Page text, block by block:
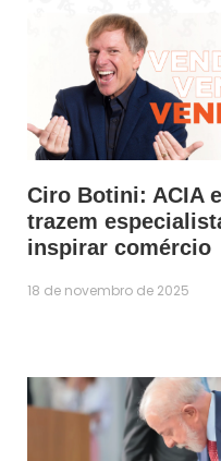
Ciro Botini: ACIA
trazem
inspirar comércio
18 de novembro de 2025